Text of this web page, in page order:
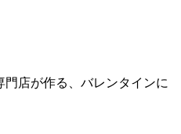
店が作る、バレンタインに